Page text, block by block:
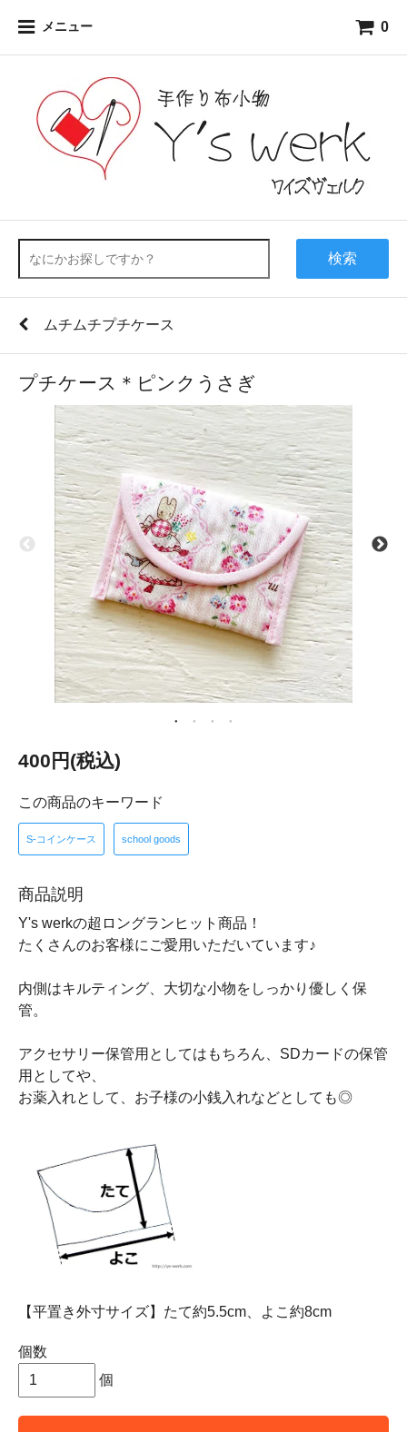
メニュー 0
検索
ムチムチプチケース
プチケース＊ピンクうさぎ
400円(税込)
この商品のキーワード
S-コインケース school goods
商品説明
Y's werkの超ロングランヒット商品！
たくさんのお客様にご愛用いただいています♪
内側はキルティング、大切な小物をしっかり優しく保
管。
アクセサリー保管用としてはもちろん、SDカードの保管
用としてや、
お薬入れとして、お子様の小銭入れなどとしても◎
【平置き外寸サイズ】たて約5.5cm、よこ約8cm
個数
個